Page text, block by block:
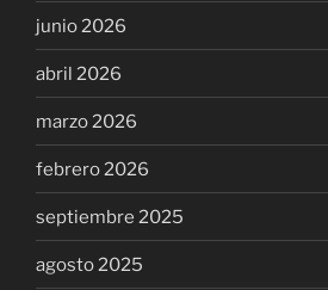
junio 2026
abril 2026
marzo 2026
febrero 2026
septiembre 2025
agosto 2025